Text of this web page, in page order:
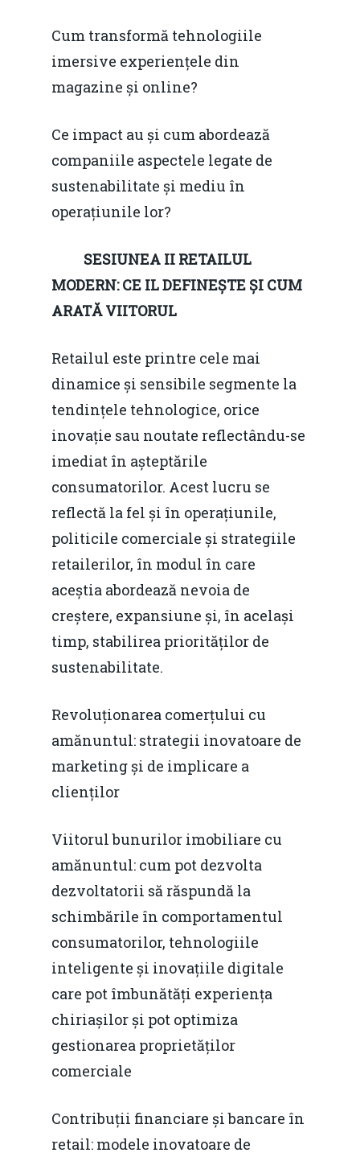
Cum transformă tehnologiile
imersive experiențele din
magazine și online?
Ce impact au și cum abordează
companiile aspectele legate de
sustenabilitate și mediu în
operațiunile lor?
SESIUNEA II RETAILUL
MODERN: CE IL DEFINEȘTE ȘI CUM
ARATĂ VIITORUL
Retailul este printre cele mai
dinamice și sensibile segmente la
tendințele tehnologice, orice
inovație sau noutate reflectându-se
imediat în așteptările
consumatorilor. Acest lucru se
reflectă la fel și în operațiunile,
politicile comerciale și strategiile
retailerilor, în modul în care
aceștia abordează nevoia de
creștere, expansiune și, în același
timp, stabilirea priorităților de
sustenabilitate.
Revoluționarea comerțului cu
amănuntul: strategii inovatoare de
marketing și de implicare a
clienților
Viitorul bunurilor imobiliare cu
amănuntul: cum pot dezvolta
dezvoltatorii să răspundă la
schimbările în comportamentul
consumatorilor, tehnologiile
inteligente și inovațiile digitale
care pot îmbunătăți experiența
chiriașilor și pot optimiza
gestionarea proprietăților
comerciale
Contribuții financiare și bancare în
retail: modele inovatoare de
concurenţă.
Rolul băncilor în
IMM
Durabilă
Martie 2016
Mai 2015
Martie 2015
Agribusiness
Construcții și
pentru o Românie
Economie
Video Forum Marea
Email: